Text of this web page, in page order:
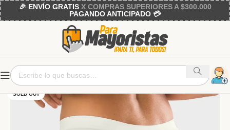
🎉 ENVÍO GRATISX COMPRAS SUPERIORES A $300.000
PAGANDO ANTICIPADO 💳
SOLD OUT